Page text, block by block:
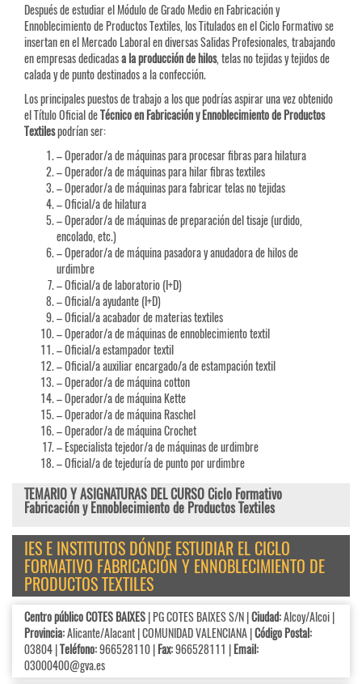
Después de estudiar el Módulo de Grado Medio en Fabricación y
Ennoblecimiento de Productos Textiles, los Titulados en el Ciclo Formativo se
insertan en el Mercado Laboral en diversas Salidas Profesionales, trabajando
en empresas dedicadasa la producción de hilos, telas no tejidas y tejidos de
calada y de punto destinados a la confección.
Los principales puestos de trabajo a los que podrías aspirar una vez obtenido
el Título Oficial deTécnico en Fabricación y Ennoblecimiento de Productos
Textilespodrían ser:
– Operador/a de máquinas para procesar fibras para hilatura
– Operador/a de máquinas para hilar fibras textiles
– Operador/a de máquinas para fabricar telas no tejidas
– Oficial/a de hilatura
– Operador/a de máquinas de preparación del tisaje (urdido,
encolado, etc.)
– Operador/a de máquina pasadora y anudadora de hilos de
urdimbre
– Oficial/a de laboratorio (I+D)
– Oficial/a ayudante (I+D)
– Oficial/a acabador de materias textiles
– Operador/a de máquinas de ennoblecimiento textil
– Oficial/a estampador textil
– Oficial/a auxiliar encargado/a de estampación textil
– Operador/a de máquina cotton
– Operador/a de máquina Kette
– Operador/a de máquina Raschel
– Operador/a de máquina Crochet
– Especialista tejedor/a de máquinas de urdimbre
– Oficial/a de tejeduría de punto por urdimbre
TEMARIO Y ASIGNATURAS DEL CURSO Ciclo Formativo
Fabricación y Ennoblecimiento de Productos Textiles
IES E INSTITUTOS DÓNDE ESTUDIAR EL CICLO
FORMATIVO FABRICACIÓN Y ENNOBLECIMIENTO DE
PRODUCTOS TEXTILES
Centro público COTES BAIXES| PG COTES BAIXES S/N |Ciudad:Alcoy/Alcoi |
Provincia:Alicante/Alacant | COMUNIDAD VALENCIANA |Código Postal:
03804 |Teléfono:966528110 |Fax:966528111 |Email:
03000400@gva.es